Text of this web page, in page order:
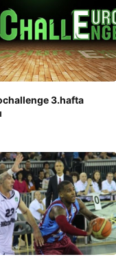
3.hafta